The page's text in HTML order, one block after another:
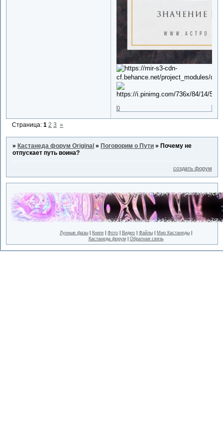
0
Страница:1 2 3 »
»Кастанеда форум Original »Поговорим о Пути »Почему не
отпускает путь воина?
создать форум
Лунные фазы Книги Фото Видео Файлы Мир Кастанеды
Кастанеда форум| Обратная связь